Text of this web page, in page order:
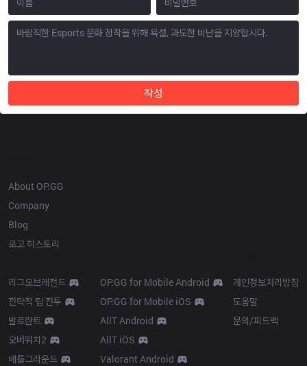
작성
About OP.GG
Company
Blog
로고 히스토리
리그오브레전드
전략적 팀 전투
발로란트
오버워치2
배틀그라운드
OP.GG for Mobile Android
OP.GG for Mobile iOS
AllT Android
AllT iOS
Valorant Android
개인정보처리방침
도움말
문의/피드백